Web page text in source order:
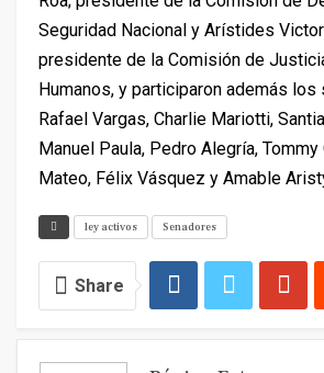
Seguridad Nacional y Arístides
presidente de la Comisión de
Humanos, y participaron además
Rafael Vargas, Charlie Mariotti,
Manuel Paula, Pedro Alegría, Tommy
Mateo, Félix Vásquez y Amable
ley activos Senadores
Share